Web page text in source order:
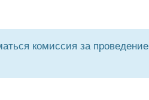
комиссия за проведение